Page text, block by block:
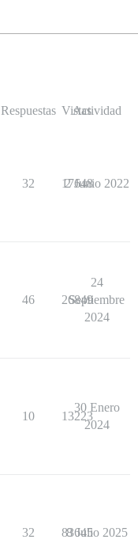
Respuestas Vistas
Actividad
32 17648
2 Junio 2022
46 26849
24
Septiembre
2024
10 13223
30 Enero
2024
32 83645
8 Julio 2025